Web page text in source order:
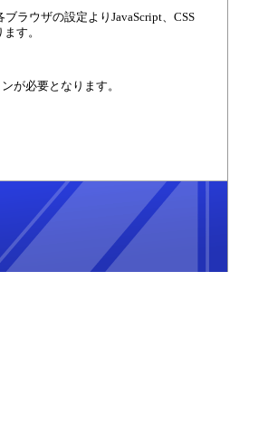
ラウザの設定よりJavaScript、CSS
す。
が必要となります。